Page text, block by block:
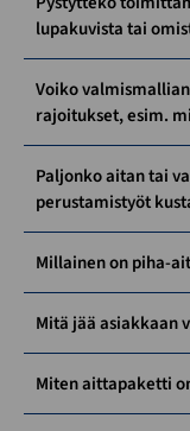
lupakuvista tai
Voiko
rajoitukset, esim.
Paljonko aitan tai
perustamistyöt
Millainen on piha-
Mitä jää asiakkaan
Miten aittapaketti